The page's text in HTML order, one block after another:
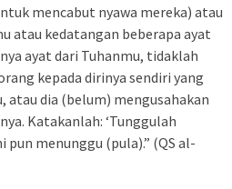
mencabut nyawa mereka) atau
atau kedatangan beberapa ayat
ayat dari Tuhanmu, tidaklah
kepada dirinya sendiri yang
atau dia (belum) mengusahakan
Katakanlah: ‘Tunggulah
menunggu (pula).” (QS al-